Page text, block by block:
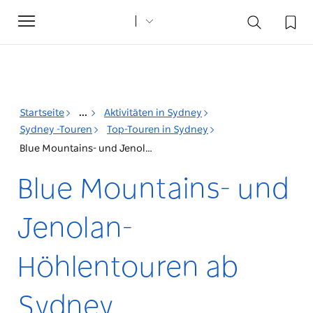
Toggle
navigation
Startseite ...
Aktivitäten in Sydney
Sydney -Touren
Top-Touren in Sydney
Blue Mountains- und Jenolan-Höhlentouren ab Sydney
Blue Mountains- und
Jenolan-
Höhlentouren ab
Sydney